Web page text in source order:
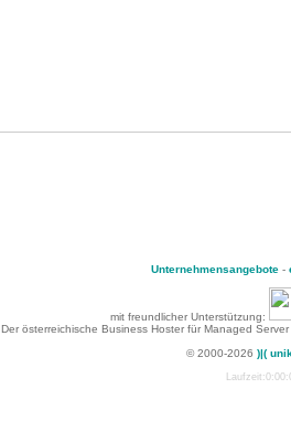
Unternehmensangebote-
mit freundlicher Unterstützung:
Der österreichische Business Hoster für Managed
© 2000-2026 )|(